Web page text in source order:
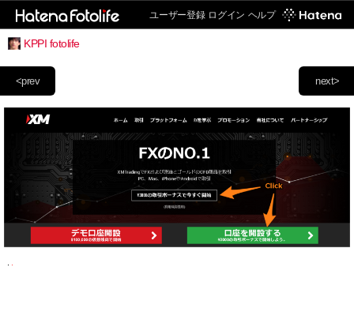
ユーザー登録 ログイン ヘルプ
KPPI fotolife
next>
<prev